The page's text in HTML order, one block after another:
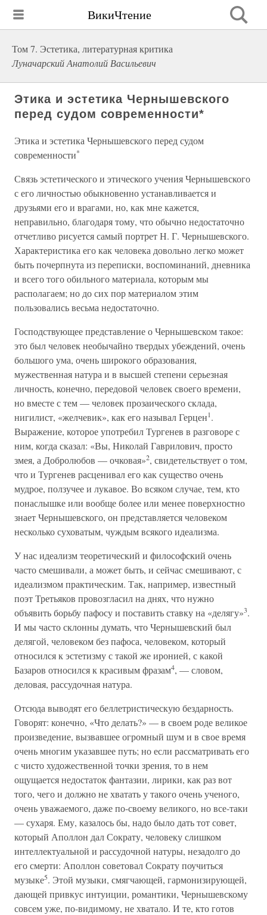
ВикиЧтение
Том 7. Эстетика, литературная критика
Луначарский Анатолий Васильевич
Этика и эстетика Чернышевского
перед судом современности*
Этика и эстетика Чернышевского перед судом
современности*
Связь эстетического и этического учения Чернышевского
с его личностью обыкновенно устанавливается и
друзьями его и врагами, но, как мне кажется,
неправильно, благодаря тому, что обычно недостаточно
отчетливо рисуется самый портрет Н. Г. Чернышевского.
Характеристика его как человека довольно легко может
быть почерпнута из переписки, воспоминаний, дневника
и всего того обильного материала, которым мы
располагаем; но до сих пор материалом этим
пользовались весьма недостаточно.
Господствующее представление о Чернышевском такое:
это был человек необычайно твердых убеждений, очень
большого ума, очень широкого образования,
мужественная натура и в высшей степени серьезная
личность, конечно, передовой человек своего времени,
но вместе с тем — человек прозаического склада,
нигилист, «желчевик», как его называл Герцен1.
Выражение, которое употребил Тургенев в разговоре с
ним, когда сказал: «Вы, Николай Гаврилович, просто
змея, а Добролюбов — очковая»2, свидетельствует о том,
что и Тургенев расценивал его как существо очень
мудрое, ползучее и лукавое. Во всяком случае, тем, кто
понаслышке или вообще более или менее поверхностно
знает Чернышевского, он представляется человеком
несколько суховатым, чуждым всякого идеализма.
У нас идеализм теоретический и философский очень
часто смешивали, а может быть, и сейчас смешивают, с
идеализмом практическим. Так, например, известный
поэт Третьяков провозгласил на днях, что нужно
объявить борьбу пафосу и поставить ставку на «делягу»3.
И мы часто склонны думать, что Чернышевский был
делягой, человеком без пафоса, человеком, который
относился к эстетизму с такой же иронией, с какой
Базаров относился к красивым фразам4, — словом,
деловая, рассудочная натура.
Отсюда выводят его беллетристическую бездарность.
Говорят: конечно, «Что делать?» — в своем роде великое
произведение, вызвавшее огромный шум и в свое время
очень многим указавшее путь; но если рассматривать его
с чисто художественной точки зрения, то в нем
ощущается недостаток фантазии, лирики, как раз вот
того, чего и должно не хватать у такого очень ученого,
очень уважаемого, даже по-своему великого, но все-таки
— сухаря. Ему, казалось бы, надо было дать тот совет,
который Аполлон дал Сократу, человеку слишком
интеллектуальной и рассудочной натуры, незадолго до
его смерти: Аполлон советовал Сократу поучиться
музыке5. Этой музыки, смягчающей, гармонизирующей,
дающей привкус интуиции, романтики, Чернышевскому
совсем уже, по-видимому, не хватало. И те, кто готов